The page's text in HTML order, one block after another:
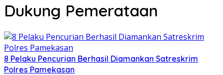
Dukung Pemerataan
8 Pelaku Pencurian Berhasil Diamankan Satreskrim
Polres Pamekasan